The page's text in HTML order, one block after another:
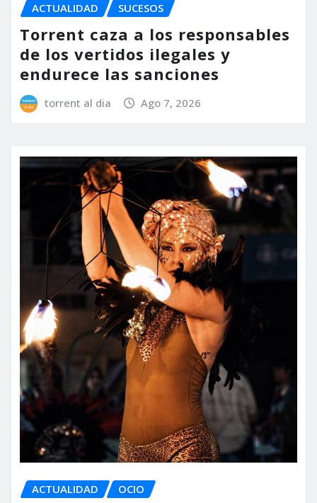
ACTUALIDAD SUCESOS
Torrent caza a los responsables
de los vertidos ilegales y
endurece las sanciones
torrent al dia Ago 7, 2026
ACTUALIDAD OCIO